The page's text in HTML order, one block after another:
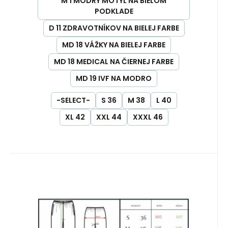
PODKLADE
D 11 ZDRAVOTNÍKOV NA BIELEJ FARBE
MD 18 VÁŽKY NA BIELEJ FARBE
MD 18 MEDICAL NA ČIERNEJ FARBE
MD 19 IVF NA MODRO
-SELECT- S 36 M 38
L 40
XL 42
XXL 44 XXXL 46
vzorom Veterina
Pánske lekárske nohavice